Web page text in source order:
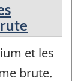
et les
brute.